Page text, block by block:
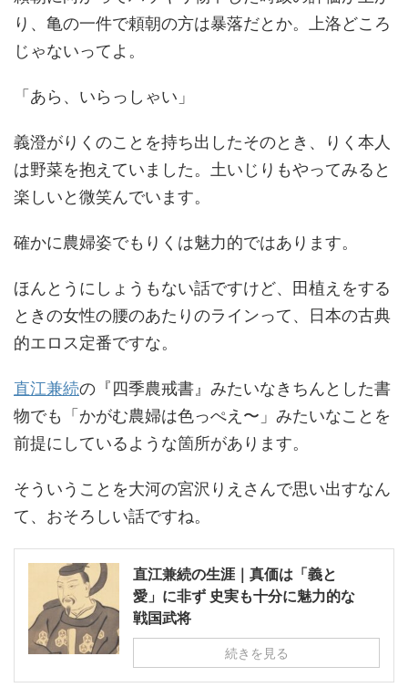
り、亀の一件で頼朝の方は暴落だとか。上洛どころ
じゃないってよ。
「あら、いらっしゃい」
義澄がりくのことを持ち出したそのとき、りく本人
は野菜を抱えていました。土いじりもやってみると
楽しいと微笑んでいます。
確かに農婦姿でもりくは魅力的ではあります。
ほんとうにしょうもない話ですけど、田植えをする
ときの女性の腰のあたりのラインって、日本の古典
的エロス定番ですな。
直江兼続の『四季農戒書』みたいなきちんとした書
物でも「かがむ農婦は色っぺえ〜」みたいなことを
前提にしているような箇所があります。
そういうことを大河の宮沢りえさんで思い出すなん
て、おそろしい話ですね。
直江兼続の生涯｜真価は「義と
愛」に非ず 史実も十分に魅力的な
戦国武将
続きを見る